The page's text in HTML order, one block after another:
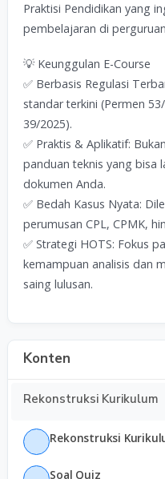
Praktisi Pendidikan yang
pembelajaran di
💡 Keunggulan E-Course
✅ Berbasis Regulasi
standar terkini (Permen
39/2025).
✅ Praktis & Aplikatif:
panduan teknis yang bisa
dokumen Anda.
✅ Bedah Kasus Nyata:
perumusan CPL, CPMK,
✅ Strategi HOTS: Fokus
kemampuan analisis dan
saing lulusan.
Konten
Rekonstruksi Kurikulum
Rekonstruksi
Soal Quiz